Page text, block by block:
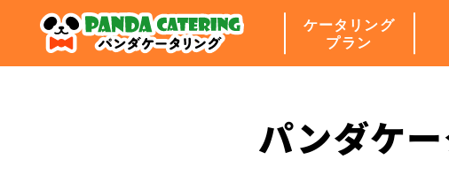
ケータリング
プラン
パンダケ